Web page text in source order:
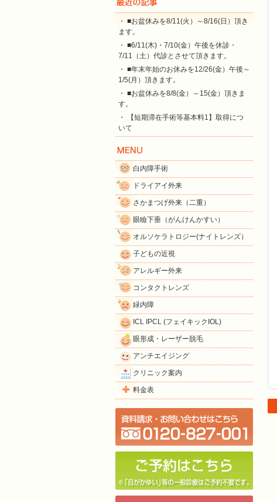
・ ■お盆休みを8/11(火）～8/16(日）頂き
ます。
・ ■6/11(木)・7/10(金）午後を休診・
7/11（土）代診とさせて頂きます。
・ ■年末年始のお休みを12/26(金）午後～
1/5(月）頂きます。
・ ■お盆休みを8/8(金）～15(金）頂きま
す。
・ 【短期滞在手術等基本料1】取得につ
いて
白内障手術
ドライアイ外来
さかまつげ外来（二重）
眼瞼下垂（がんけんかすい）
オルソケラトロジー(ナイトレンズ）
子どもの近視
アレルギー外来
コンタクトレンズ
緑内障
ICL IPCL (フェイキックIOL)
眼形成・レーザー脱毛
アンチエイジング
クリニック案内
料金表